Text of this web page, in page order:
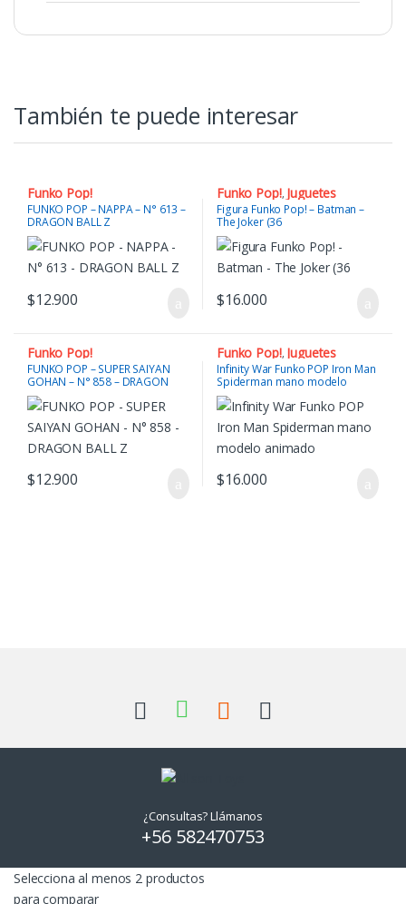
También te puede interesar
Funko Pop!
FUNKO POP – NAPPA – N° 613 –
DRAGON BALL Z
$12.900
Funko Pop!, Juguetes
Figura Funko Pop! – Batman –
The Joker (36
$16.000
Funko Pop!
FUNKO POP – SUPER SAIYAN
GOHAN – N° 858 – DRAGON
BALL Z
$12.900
Funko Pop!, Juguetes
Infinity War Funko POP Iron Man
Spiderman mano modelo
animado
$16.000
¿Consultas? Llámanos
+56 582470753
Selecciona al menos 2 productos
para comparar